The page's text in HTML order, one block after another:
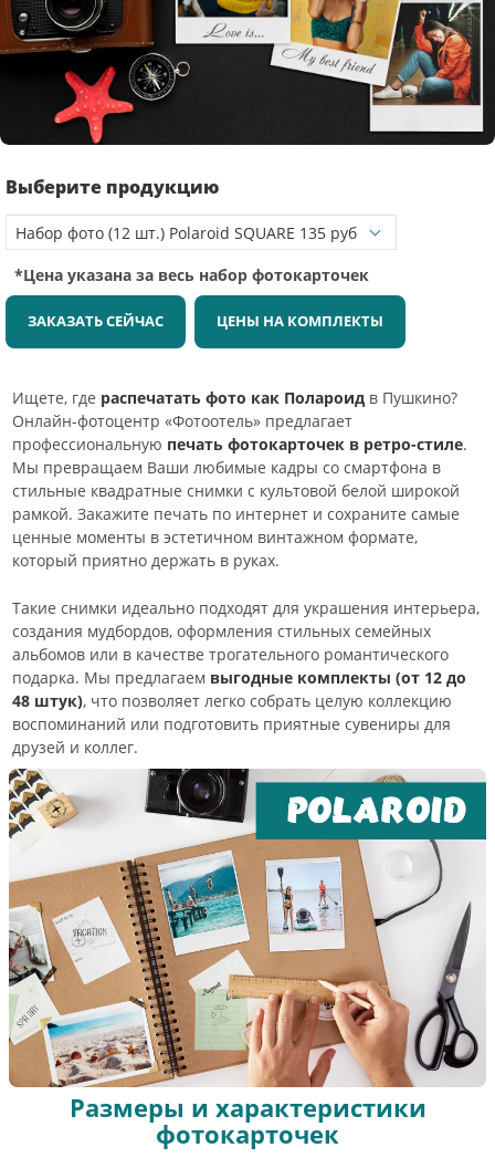
Выберите продукцию
*Цена указана за весь набор фотокарточек
ЗАКАЗАТЬ СЕЙЧАС ЦЕНЫ НА КОМПЛЕКТЫ
Ищете, где распечатать фото как Полароид в Пушкино?
Онлайн-фотоцентр «Фотоотель» предлагает
профессиональную печать фотокарточек в ретро-стиле.
Мы превращаем Ваши любимые кадры со смартфона в
стильные квадратные снимки с культовой белой широкой
рамкой. Закажите печать по интернет и сохраните самые
ценные моменты в эстетичном винтажном формате,
который приятно держать в руках.
Такие снимки идеально подходят для украшения интерьера,
создания мудбордов, оформления стильных семейных
альбомов или в качестве трогательного романтического
подарка. Мы предлагаем выгодные комплекты (от 12 до
48 штук), что позволяет легко собрать целую коллекцию
воспоминаний или подготовить приятные сувениры для
друзей и коллег.
Размеры и характеристики
фотокарточек